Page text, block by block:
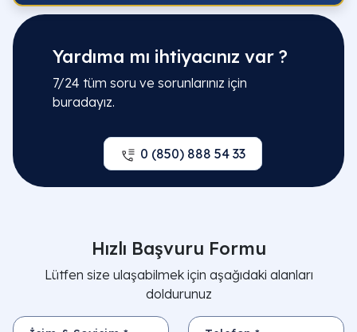
Yardıma mı ihtiyacınız var ?
7/24 tüm soru ve sorunlarınız için
buradayız.
0 (850) 888 54 33
Hızlı Başvuru Formu
Lütfen size ulaşabilmek için aşağıdaki alanları
doldurunuz
İsim & Soyisim * Telefon *